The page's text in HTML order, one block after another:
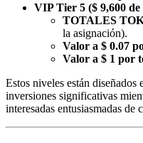
VIP Tier 5 ($ 9,600
TOTALES
la asignación).
Valor a $ 0.07
Valor a $ 1 por
Estos niveles están diseñados
inversiones significativas
interesadas entusiasmadas